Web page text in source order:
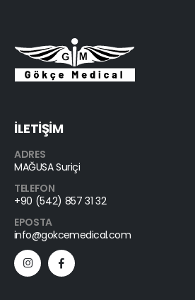
İLETİŞİM
ADRES
MAĞUSA Suriçi
TELEFON
+90 (542) 857 31 32
EPOSTA
info@gokcemedical.com